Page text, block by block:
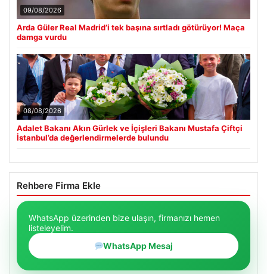
09/08/2026
Arda Güler Real Madrid’i tek başına sırtladı götürüyor! Maça
damga vurdu
08/08/2026
Adalet Bakanı Akın Gürlek ve İçişleri Bakanı Mustafa Çiftçi
İstanbul’da değerlendirmelerde bulundu
Rehbere Firma Ekle
WhatsApp üzerinden bize ulaşın, firmanızı hemen
listeleyelim.
WhatsApp Mesaj